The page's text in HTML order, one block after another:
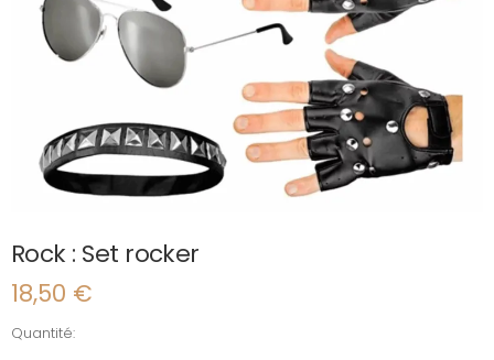
Rock : Set rocker
18,50 €
Quantité:
quantité